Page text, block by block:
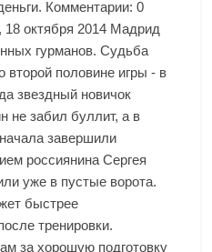
Комментарии: 0
18 октября 2014 Мадрид
гурманов. Судьба
второй половине игры - в
звездный новичок
не забил буллит, а в
завершили
россиянина Сергея
уже в пустые ворота.
быстрее
тренировки.
за хорошую подготовку